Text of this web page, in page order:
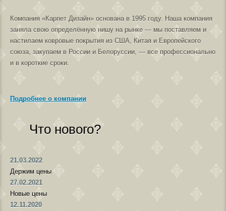
Компания «Карпет Дизайн» основана в 1995 году. Наша компания
заняла свою определённую нишу на рынке — мы поставляем и
настилаем ковровые покрытия из США, Китая и Европейского
союза, закупаем в России и Белоруссии, — все профессионально
и в короткие сроки.
Подробнее о компании
Что нового?
21.03.2022
Держим цены
27.02.2021
Новые цены
12.11.2020